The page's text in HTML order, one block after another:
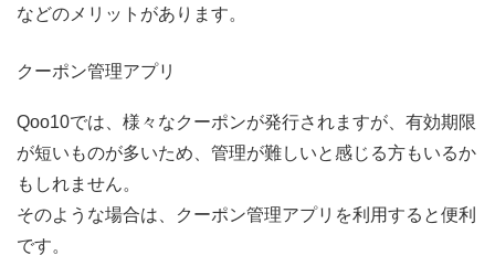
などのメリットがあります。
クーポン管理アプリ
Qoo10では、様々なクーポンが発行されますが、有効期限
が短いものが多いため、管理が難しいと感じる方もいるか
もしれません。
そのような場合は、クーポン管理アプリを利用すると便利
です。